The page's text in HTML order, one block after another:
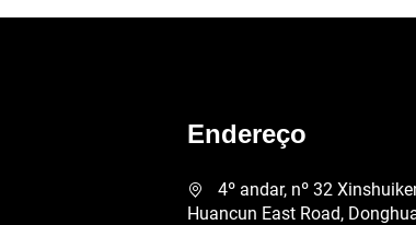
Endereço
4º andar, nº 32
Huancun East Road,